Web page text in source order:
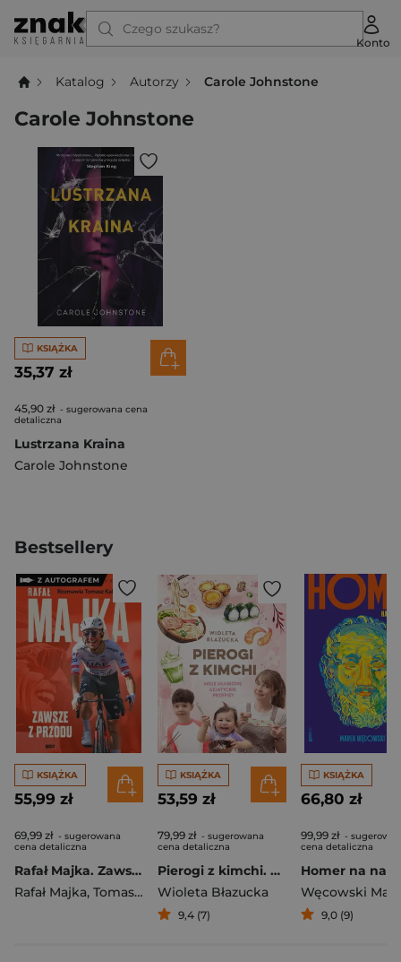
Czego szukasz?
Konto
Katalog Autorzy Carole Johnstone
Carole Johnstone
KSIĄŻKA
35,37 zł
45,90 zł - sugerowana cena
detaliczna
Lustrzana Kraina
Carole Johnstone
Bestsellery
KSIĄŻKA
55,99 zł
69,99 zł - sugerowana
cena detaliczna
Rafał Majka. Zawsze z przodu. Rozmawia Tomasz Kalemba - książka z autografem
Rafał Majka, Tomasz Kalemba
KSIĄŻKA
53,59 zł
79,99 zł - sugerowana
cena detaliczna
Pierogi z kimchi. Moje ulubione azjatyckie przepisy
Wioleta Błazucka
9,4 (7)
KSIĄŻKA
66,80 zł
99,99 zł -
cena detaliczna
Węcowski
9,0 (9)